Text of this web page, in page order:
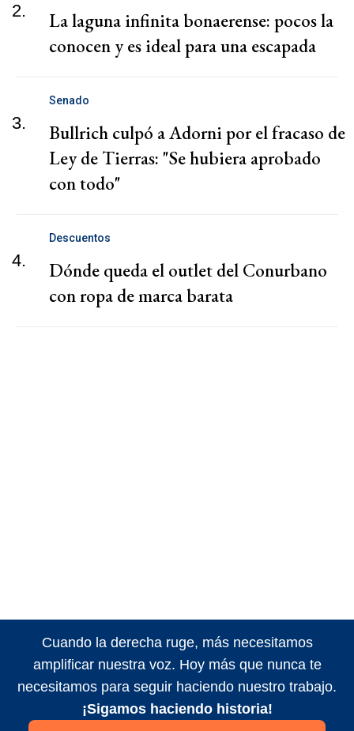
2.
La laguna infinita bonaerense: pocos la
conocen y es ideal para una escapada
3.
Senado
Bullrich culpó a Adorni por el fracaso de
Ley de Tierras: "Se hubiera aprobado
con todo"
4.
Descuentos
Dónde queda el outlet del Conurbano
con ropa de marca barata
Cuando la derecha ruge, más necesitamos
amplificar nuestra voz. Hoy más que nunca te
necesitamos para seguir haciendo nuestro trabajo.
¡Sigamos haciendo historia!